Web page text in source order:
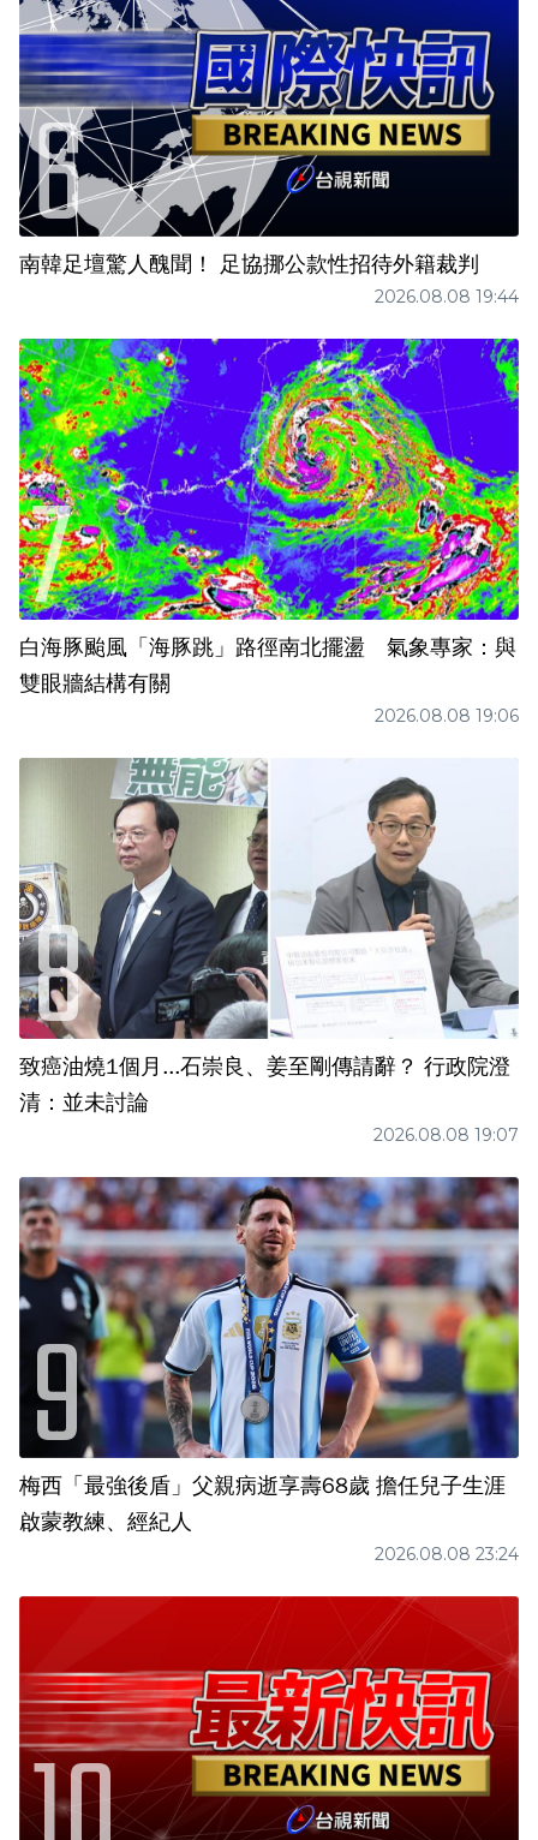
南韓足壇驚人醜聞！ 足協挪公款性招待外籍裁判
2026.08.08 19:44
白海豚颱風「海豚跳」路徑南北擺盪 氣象專家：與
雙眼牆結構有關
2026.08.08 19:06
致癌油燒1個月...石崇良、姜至剛傳請辭？ 行政院澄
清：並未討論
2026.08.08 19:07
梅西「最強後盾」父親病逝享壽68歲 擔任兒子生涯
啟蒙教練、經紀人
2026.08.08 23:24